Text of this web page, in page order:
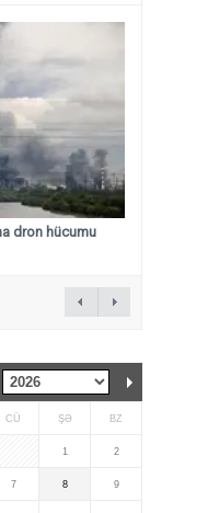
dron hücumu
CÜ ŞƏ BZ
1 2
7 8 9